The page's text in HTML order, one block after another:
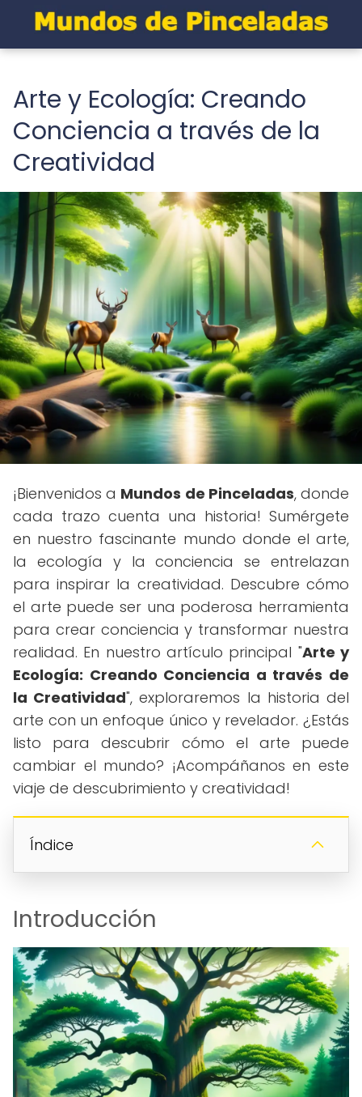
Arte y Ecología: Creando
Conciencia a través de la
Creatividad
¡Bienvenidos a Mundos de Pinceladas, donde
cada trazo cuenta una historia! Sumérgete
en nuestro fascinante mundo donde el arte,
la ecología y la conciencia se entrelazan
para inspirar la creatividad. Descubre cómo
el arte puede ser una poderosa herramienta
para crear conciencia y transformar nuestra
realidad. En nuestro artículo principal "Arte y
Ecología: Creando Conciencia a través de
la Creatividad", exploraremos la historia del
arte con un enfoque único y revelador. ¿Estás
listo para descubrir cómo el arte puede
cambiar el mundo? ¡Acompáñanos en este
viaje de descubrimiento y creatividad!
Índice
Introducción